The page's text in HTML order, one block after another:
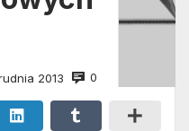
2013 0